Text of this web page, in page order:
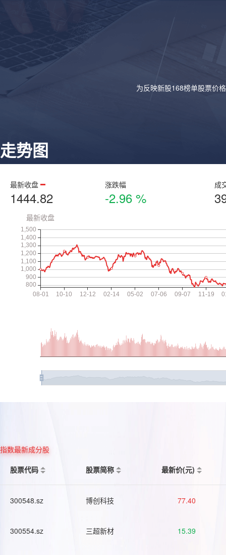
为反映新股168榜单股票价
走势图
最新收盘
1444.82
涨跌幅
-2.96 %
成
指数最新成分股
股票代码
股票简称 最新价(元)
300548.sz 博创科技 77.40
300554.sz 三超新材 15.39